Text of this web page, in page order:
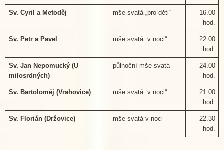
Sv. Cyril a Metoděj mše svatá „pro děti“
16.00
hod.
Sv. Petr a Pavel mše svatá „v noci“
22.00
hod.
Sv. Jan Nepomucký (U
milosrdných)
půlnoční mše svatá
24.00
hod.
Sv. Bartoloměj (Vrahovice) mše svatá „v noci“
21.00
hod.
Sv. Florián (Držovice) mše svatá v noci
22.30
hod.